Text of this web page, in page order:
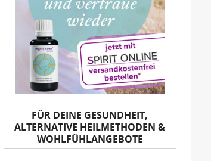
FÜR DEINE GESUNDHEIT,
ALTERNATIVE HEILMETHODEN &
WOHLFÜHLANGEBOTE